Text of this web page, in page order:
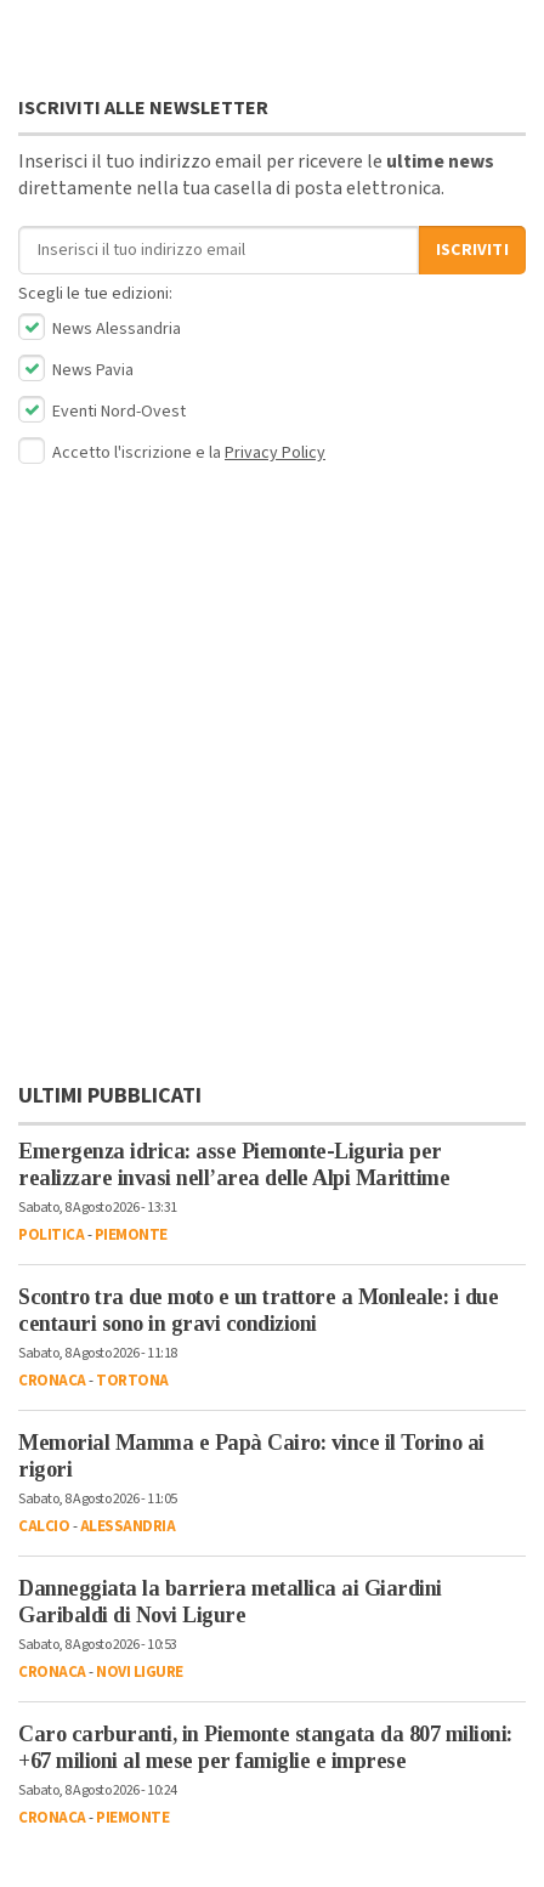
ISCRIVITI ALLE NEWSLETTER
Inserisci il tuo indirizzo email per ricevere le ultime news
direttamente nella tua casella di posta elettronica.
Indirizzo email
ISCRIVITI
Scegli le tue edizioni:
News Alessandria
News Pavia
Eventi Nord-Ovest
Accetto l'iscrizione e la Privacy Policy
ULTIMI PUBBLICATI
Emergenza idrica: asse Piemonte-Liguria per
realizzare invasi nell’area delle Alpi Marittime
Sabato, 8 Agosto 2026 - 13:31
POLITICA-PIEMONTE
Scontro tra due moto e un trattore a Monleale: i due
centauri sono in gravi condizioni
Sabato, 8 Agosto 2026 - 11:18
CRONACA-TORTONA
Memorial Mamma e Papà Cairo: vince il Torino ai
rigori
Sabato, 8 Agosto 2026 - 11:05
CALCIO-ALESSANDRIA
Danneggiata la barriera metallica ai Giardini
Garibaldi di Novi Ligure
Sabato, 8 Agosto 2026 - 10:53
CRONACA-NOVI LIGURE
Caro carburanti, in Piemonte stangata da 807 milioni:
+67 milioni al mese per famiglie e imprese
Sabato, 8 Agosto 2026 - 10:24
CRONACA-PIEMONTE